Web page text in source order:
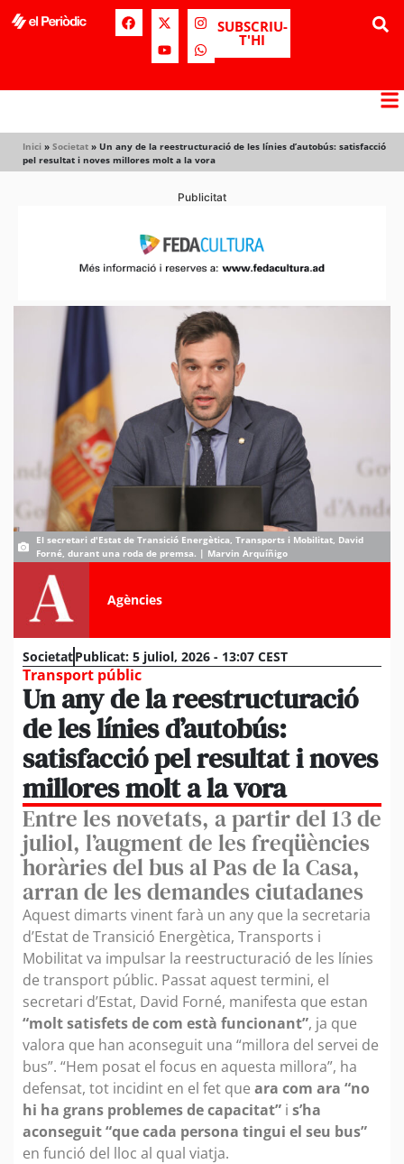
SUBSCRIU-
T'HI
Inici » Societat » Un any de la reestructuració de les línies d’autobús: satisfacció
pel resultat i noves millores molt a la vora
Publicitat
El secretari d'Estat de Transició Energètica, Transports i Mobilitat, David
Forné, durant una roda de premsa. | Marvin Arquíñigo
Agències
SocietatPublicat: 5 juliol, 2026 - 13:07 CEST
Transport públic
Un any de la reestructuració
de les línies d’autobús:
satisfacció pel resultat i noves
millores molt a la vora
Entre les novetats, a partir del 13 de
juliol, l’augment de les freqüències
horàries del bus al Pas de la Casa,
arran de les demandes ciutadanes
Aquest dimarts vinent farà un any que la secretaria
d’Estat de Transició Energètica, Transports i
Mobilitat va impulsar la reestructuració de les línies
de transport públic. Passat aquest termini, el
secretari d’Estat, David Forné, manifesta que estan
“molt satisfets de com està funcionant”, ja que
valora que han aconseguit una “millora del servei de
bus”. “Hem posat el focus en aquesta millora”, ha
defensat, tot incidint en el fet que ara com ara “no
hi ha grans problemes de capacitat” i s’ha
aconseguit “que cada persona tingui el seu bus”
en funció del lloc al qual viatja.